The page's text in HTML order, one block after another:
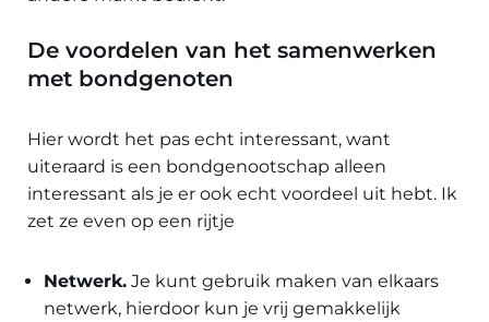
De voordelen van het samenwerken
met bondgenoten
Hier wordt het pas echt interessant, want
uiteraard is een bondgenootschap alleen
interessant als je er ook echt voordeel uit hebt. Ik
zet ze even op een rijtje
Netwerk. Je kunt gebruik maken van elkaars
netwerk, hierdoor kun je vrij gemakkelijk